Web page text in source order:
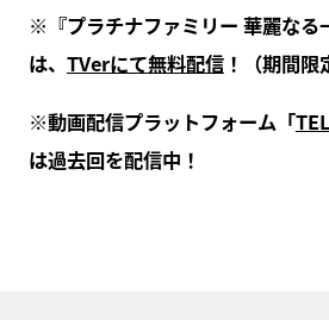
※『プラチナファミリー 華麗なる
は、 TVerにて無料配信！（期間限
※動画配信プラットフォーム「
は過去回を配信中！